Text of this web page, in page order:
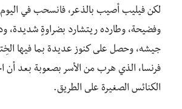
لكن فيليب أصيب بالذعر، فانسحب في اليوم
وفضيحة، وطارده ريتشارد بضراوةٍ شديدة،
جيشه، وحصل على كنوز عديدة بما فيها
فرنسا، الذي هرب من الأسر بصعوبة بعد أن
الكنائس الصغيرة على الطريق.